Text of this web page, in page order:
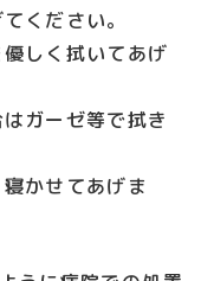
ください。
しく拭いてあげ
ガーゼ等で拭き
かせてあげま